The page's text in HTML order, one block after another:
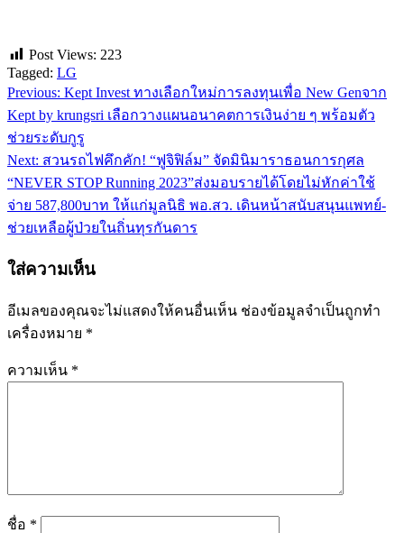
Post Views: 223
Tagged: LG
แนะแนว
เรื่อง
Previous: Kept Invest ทางเลือกใหม่การลงทุนเพื่อ New Genจาก
Kept by krungsri เลือกวางแผนอนาคตการเงินง่าย ๆ พร้อมตัว
ช่วยระดับกูรู
Next: สวนรถไฟคึกคัก! “ฟูจิฟิล์ม” จัดมินิมาราธอนการกุศล
“NEVER STOP Running 2023”ส่งมอบรายได้โดยไม่หักค่าใช้
จ่าย 587,800บาท ให้แก่มูลนิธิ พอ.สว. เดินหน้าสนับสนุนแพทย์-
ช่วยเหลือผู้ป่วยในถิ่นทุรกันดาร
ใส่ความเห็น
อีเมลของคุณจะไม่แสดงให้คนอื่นเห็น ช่องข้อมูลจำเป็นถูกทำ
เครื่องหมาย *
ความเห็น *
ชื่อ *